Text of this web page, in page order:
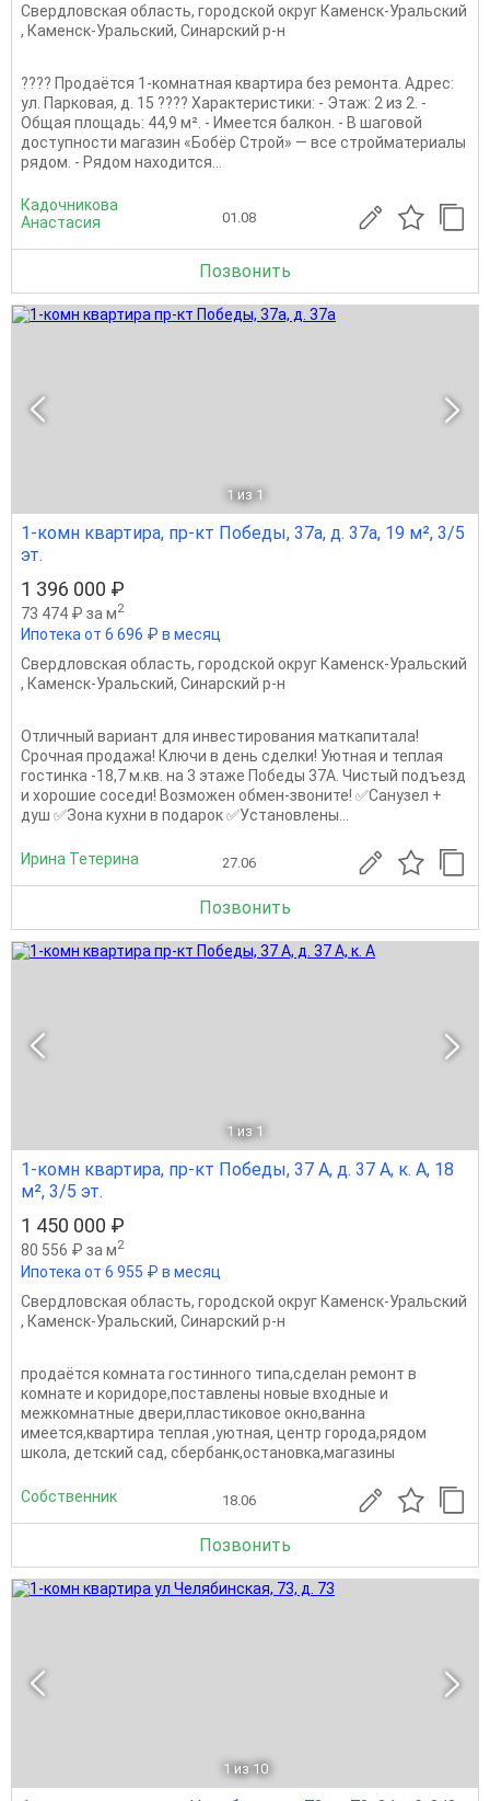
Свердловская область, городской округ Каменск-Уральский
, Каменск-Уральский, Синарский р-н
???? Продаётся 1-комнатная квартира без ремонта. Адрес:
ул. Парковая, д. 15 ???? Характеристики: - Этаж: 2 из 2. -
Общая площадь: 44,9 м². - Имеется балкон. - В шаговой
доступности магазин «Бобёр Строй» — все стройматериалы
рядом. - Рядом находится...
Кадочникова
Анастасия
01.08
Позвонить
1 из 1
1-комн квартира, пр-кт Победы, 37а, д. 37а, 19 м², 3/5
эт.
1 396 000 ₽
73 474 ₽ за м2
Ипотека от 6 696 ₽ в месяц
Свердловская область, городской округ Каменск-Уральский
, Каменск-Уральский, Синарский р-н
Отличный вариант для инвестирования маткапитала!
Срочная продажа! Ключи в день сделки! Уютная и теплая
гостинка -18,7 м.кв. на 3 этаже Победы 37А. Чистый подъезд
и хорошие соседи! Возможен обмен-звоните! ✅Санузел +
душ ✅Зона кухни в подарок ✅Установлены...
Ирина Тетерина 27.06
Позвонить
1 из 1
1-комн квартира, пр-кт Победы, 37 А, д. 37 А, к. А, 18
м², 3/5 эт.
1 450 000 ₽
80 556 ₽ за м2
Ипотека от 6 955 ₽ в месяц
Свердловская область, городской округ Каменск-Уральский
, Каменск-Уральский, Синарский р-н
продаётся комната гостинного типа,сделан ремонт в
комнате и коридоре,поставлены новые входные и
межкомнатные двери,пластиковое окно,ванна
имеется,квартира теплая ,уютная, центр города,рядом
школа, детский сад, сбербанк,остановка,магазины
Собственник 18.06
Позвонить
1 из 10